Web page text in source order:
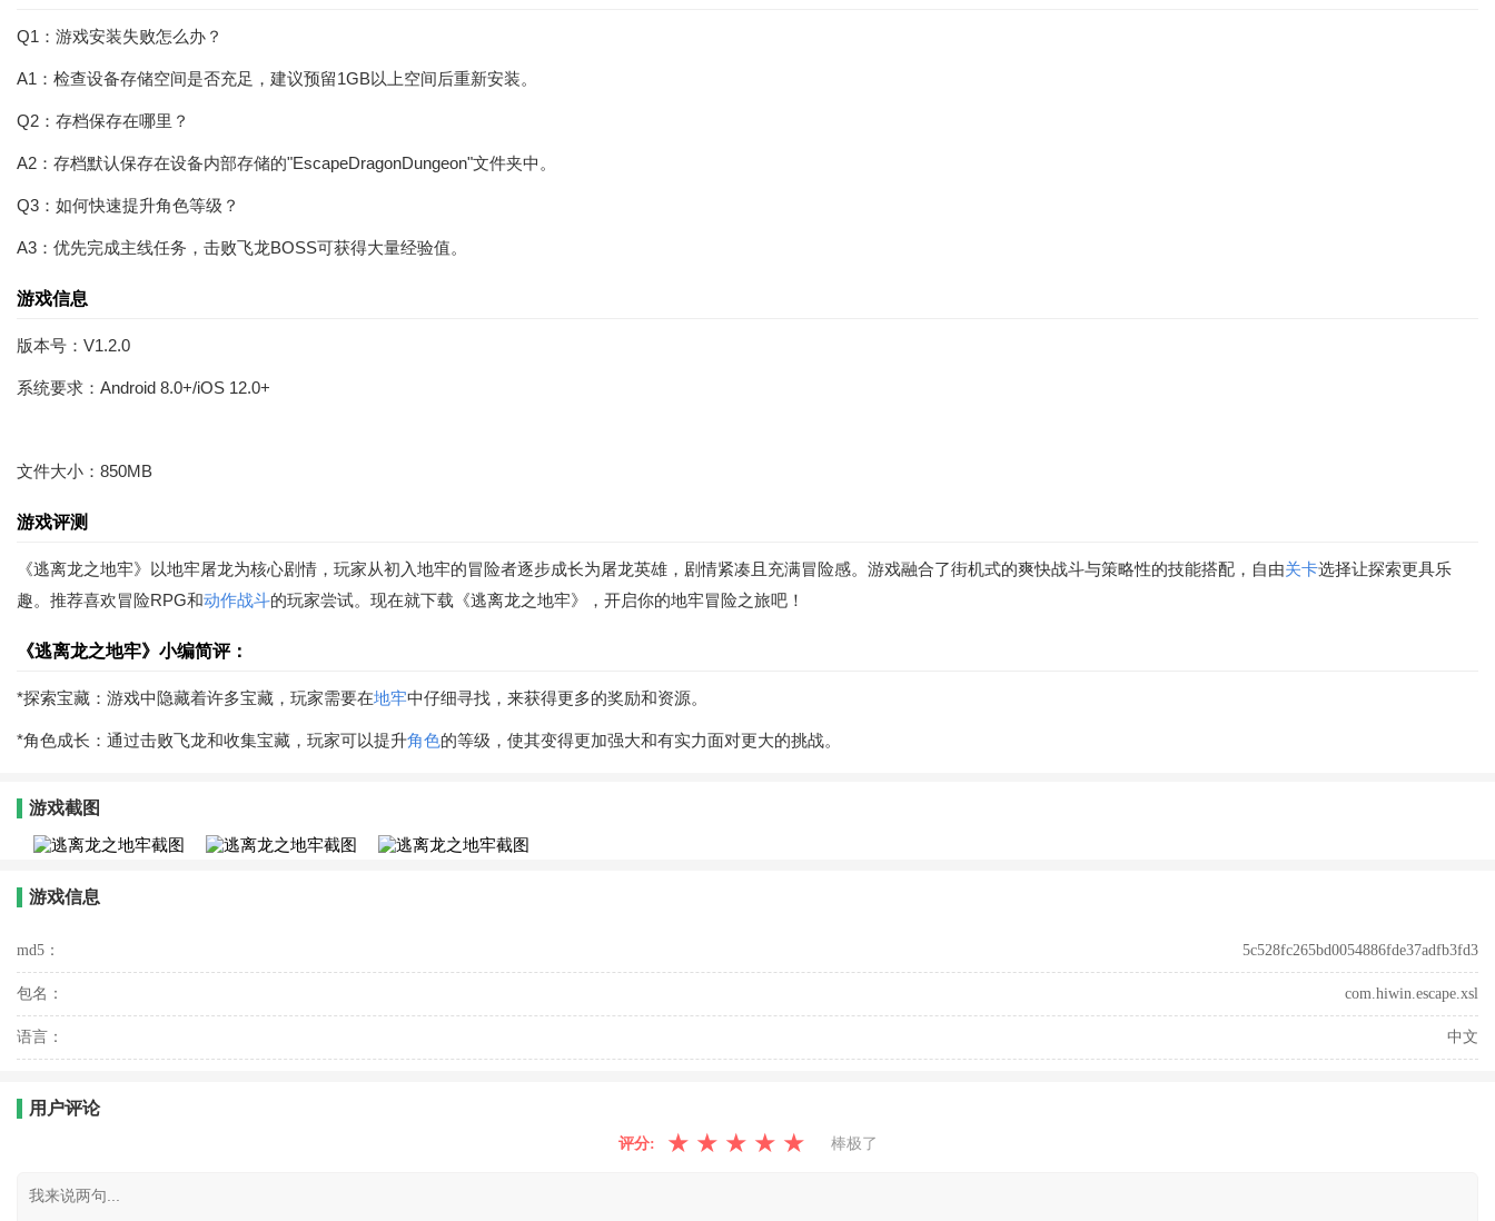
Q1：游戏安装失败怎么办？
A1：检查设备存储空间是否充足，建议预留1GB以上空间后重新安装。
Q2：存档保存在哪里？
A2：存档默认保存在设备内部存储的"EscapeDragonDungeon"文件夹中。
Q3：如何快速提升角色等级？
A3：优先完成主线任务，击败飞龙BOSS可获得大量经验值。
游戏信息
版本号：V1.2.0
系统要求：Android 8.0+/iOS 12.0+
文件大小：850MB
游戏评测
《逃离龙之地牢》以地牢屠龙为核心剧情，玩家从初入地牢的冒险者逐步成长为屠龙英雄，剧情紧凑且充满冒险感。游戏融合了街机式的爽快战斗与策略性的技能搭配，自由关卡选择让探索更具乐
趣。推荐喜欢冒险RPG和动作战斗的玩家尝试。现在就下载《逃离龙之地牢》，开启你的地牢冒险之旅吧！
《逃离龙之地牢》小编简评：
*探索宝藏：游戏中隐藏着许多宝藏，玩家需要在地牢中仔细寻找，来获得更多的奖励和资源。
*角色成长：通过击败飞龙和收集宝藏，玩家可以提升角色的等级，使其变得更加强大和有实力面对更大的挑战。
游戏截图
游戏信息
md5： 5c528fc265bd0054886fde37adfb3fd3
包名： com.hiwin.escape.xsl
语言： 中文
用户评论
评分: ★ ★ ★ ★ ★ 棒极了